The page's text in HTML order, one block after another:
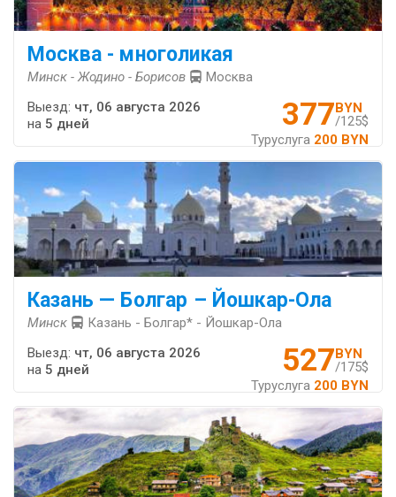
Москва - многоликая
Минск - Жодино - Борисов Москва
377BYN
/125$
Туруслуга 200 BYN
Выезд: чт, 06 августа 2026
на 5 дней
Казань — Болгар – Йошкар-Ола
Минск Казань - Болгар* - Йошкар-Ола
527BYN
/175$
Туруслуга 200 BYN
Выезд: чт, 06 августа 2026
на 5 дней